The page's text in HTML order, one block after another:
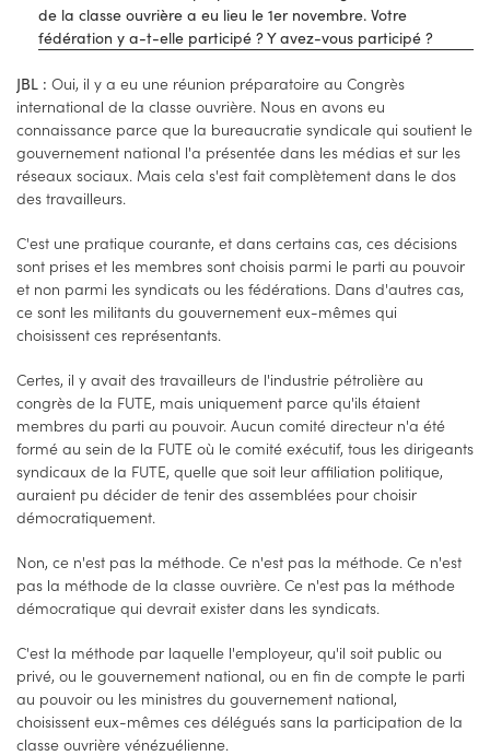
de la classe ouvrière a eu lieu le 1er novembre. Votre
fédération y a-t-elle participé ? Y avez-vous participé ?
JBL : Oui, il y a eu une réunion préparatoire au Congrès
international de la classe ouvrière. Nous en avons eu
connaissance parce que la bureaucratie syndicale qui soutient le
gouvernement national l'a présentée dans les médias et sur les
réseaux sociaux. Mais cela s'est fait complètement dans le dos
des travailleurs.
C'est une pratique courante, et dans certains cas, ces décisions
sont prises et les membres sont choisis parmi le parti au pouvoir
et non parmi les syndicats ou les fédérations. Dans d'autres cas,
ce sont les militants du gouvernement eux-mêmes qui
choisissent ces représentants.
Certes, il y avait des travailleurs de l'industrie pétrolière au
congrès de la FUTE, mais uniquement parce qu'ils étaient
membres du parti au pouvoir. Aucun comité directeur n'a été
formé au sein de la FUTE où le comité exécutif, tous les dirigeants
syndicaux de la FUTE, quelle que soit leur affiliation politique,
auraient pu décider de tenir des assemblées pour choisir
démocratiquement.
Non, ce n'est pas la méthode. Ce n'est pas la méthode. Ce n'est
pas la méthode de la classe ouvrière. Ce n'est pas la méthode
démocratique qui devrait exister dans les syndicats.
C'est la méthode par laquelle l'employeur, qu'il soit public ou
privé, ou le gouvernement national, ou en fin de compte le parti
au pouvoir ou les ministres du gouvernement national,
choisissent eux-mêmes ces délégués sans la participation de la
classe ouvrière vénézuélienne.